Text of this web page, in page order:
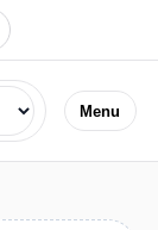
Menu
Jazyk